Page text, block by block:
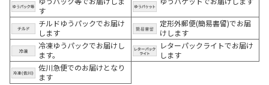
す
チルドゆうパックでお届け
します
定形外郵便(簡易書留)でお届
けします
冷凍ゆうパックでお届けし
ます。
レターパックライトでお届け
します
佐川急便でのお届けとなり
ます